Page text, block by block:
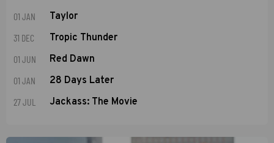
01 JAN Taylor
31 DEC Tropic Thunder
01 JUN Red Dawn
01 JAN 28 Days Later
27 JUL Jackass: The Movie